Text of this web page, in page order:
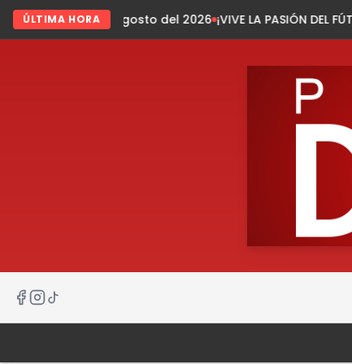
ÚLTIMA HORA
del 2026 ¡VIVE LA PASIÓN DEL FÚTBOL EN TECPATÁN!